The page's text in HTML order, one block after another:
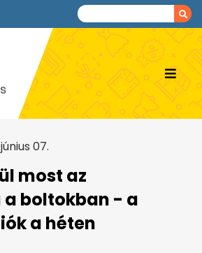
07.
most az
boltokban - a
a héten